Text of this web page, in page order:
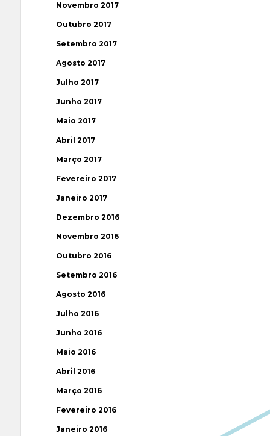
Novembro 2017
Outubro 2017
Setembro 2017
Agosto 2017
Julho 2017
Junho 2017
Maio 2017
Abril 2017
Março 2017
Fevereiro 2017
Janeiro 2017
Dezembro 2016
Novembro 2016
Outubro 2016
Setembro 2016
Agosto 2016
Julho 2016
Junho 2016
Maio 2016
Abril 2016
Março 2016
Fevereiro 2016
Janeiro 2016